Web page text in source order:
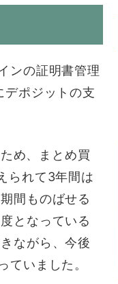
ンの証明書管理
ポジットの支
め、まとめ買
られて3年間は
間ものばせる
となっている
ながら、今後
ていました。